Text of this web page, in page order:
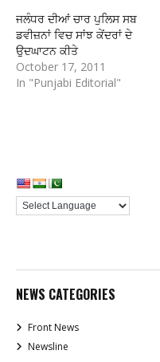
ਜਲੰਧਰ ਦੀਆਂ ਚਾਰ ਪੁਲਿਸ ਸਬ
ਡਵੀਜ਼ਨਾਂ ਵਿਚ ਸਾਂਝ ਕੇਂਦਰਾਂ ਦੇ
ਉਦਘਾਟਨ ਕੀਤੇ
October 17, 2011
In "Punjabi Editorial"
NEWS CATEGORIES
Front News
Newsline